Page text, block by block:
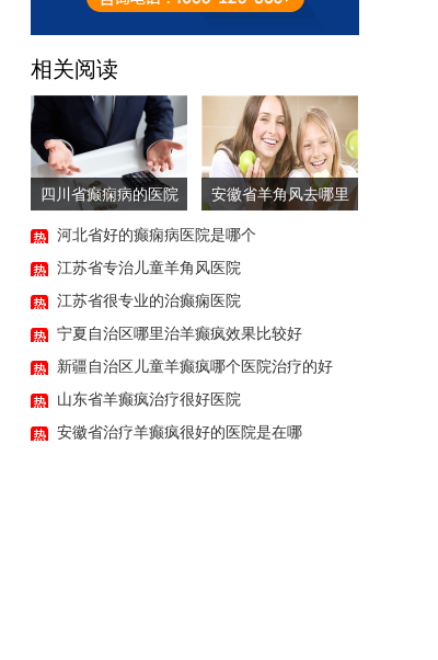
相关阅读
四川省癫痫病的医院
安徽省羊角风去哪里
河北省好的癫痫病医院是哪个
江苏省专治儿童羊角风医院
江苏省很专业的治癫痫医院
宁夏自治区哪里治羊癫疯效果比较好
新疆自治区儿童羊癫疯哪个医院治疗的好
山东省羊癫疯治疗很好医院
安徽省治疗羊癫疯很好的医院是在哪